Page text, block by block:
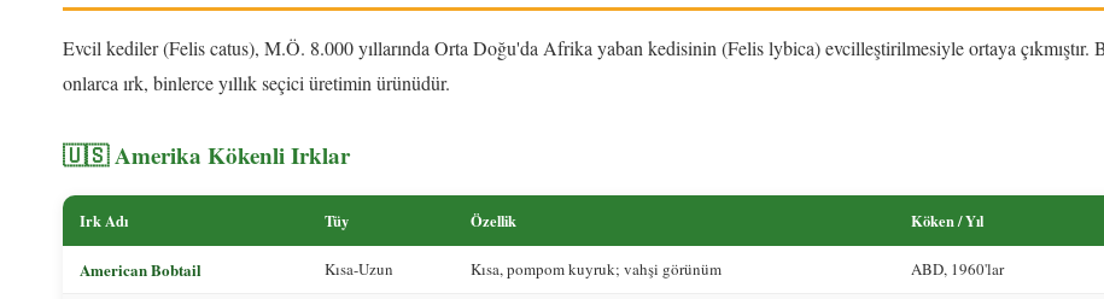
Evcil kediler (Felis catus), M.Ö. 8.000 yıllarında Orta Doğu'da Afrika yaban kedisinin (Felis lybica) evcilleştirilmesiyle ortaya çıkmıştır.
onlarca ırk, binlerce yıllık seçici üretimin ürünüdür.
🇺🇸 Amerika Kökenli Irklar
Irk Adı Tüy Özellik Köken / Yıl
American Bobtail Kısa-Uzun Kısa, pompom kuyruk; vahşi görünüm ABD, 1960'lar